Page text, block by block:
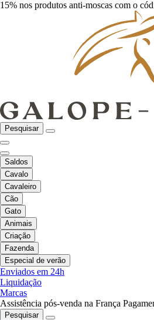
15% nos produtos anti-moscas com o
Pesquisar
Saldos
Cavalo
Cavaleiro
Cão
Gato
Animais
Criação
Fazenda
Especial de verão
Enviados em 24h
Liquidação
Marcas
Assistência pós-venda na França
Pesquisar